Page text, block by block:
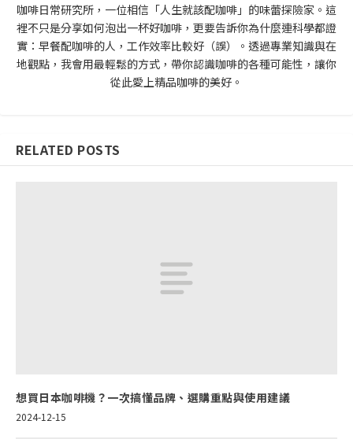
咖啡日常研究所，一位相信「人生就該配咖啡」的味蕾探險家。這
裡不只是分享如何泡出一杯好咖啡，更要告訴你為什麼連科學都證
實：早餐配咖啡的人，工作效率比較好（誤）。透過專業知識與在
地觀點，我會用最輕鬆的方式，帶你認識咖啡的各種可能性，讓你
從此愛上精品咖啡的美好。
RELATED POSTS
想買日本咖啡機？一次搞懂品牌、選購重點與使用建議
2024-12-15